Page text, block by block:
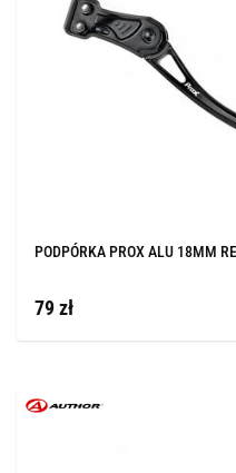
PODPÓRKA PROX ALU 18MM
79 zł